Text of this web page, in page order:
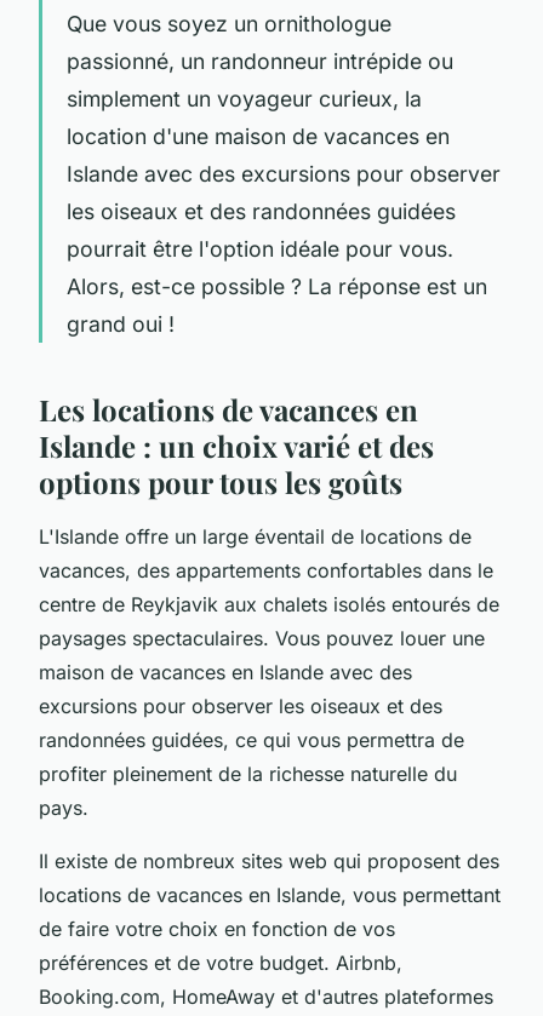
Que vous soyez un ornithologue
passionné, un randonneur intrépide ou
simplement un voyageur curieux, la
location d'une maison de vacances en
Islande avec des excursions pour observer
les oiseaux et des randonnées guidées
pourrait être l'option idéale pour vous.
Alors, est-ce possible ? La réponse est un
grand oui !
Les locations de vacances en
Islande : un choix varié et des
options pour tous les goûts
L'Islande offre un large éventail de locations de
vacances, des appartements confortables dans le
centre de Reykjavik aux chalets isolés entourés de
paysages spectaculaires. Vous pouvez louer une
maison de vacances en Islande avec des
excursions pour observer les oiseaux et des
randonnées guidées, ce qui vous permettra de
profiter pleinement de la richesse naturelle du
pays.
Il existe de nombreux sites web qui proposent des
locations de vacances en Islande, vous permettant
de faire votre choix en fonction de vos
préférences et de votre budget. Airbnb,
Booking.com, HomeAway et d'autres plateformes